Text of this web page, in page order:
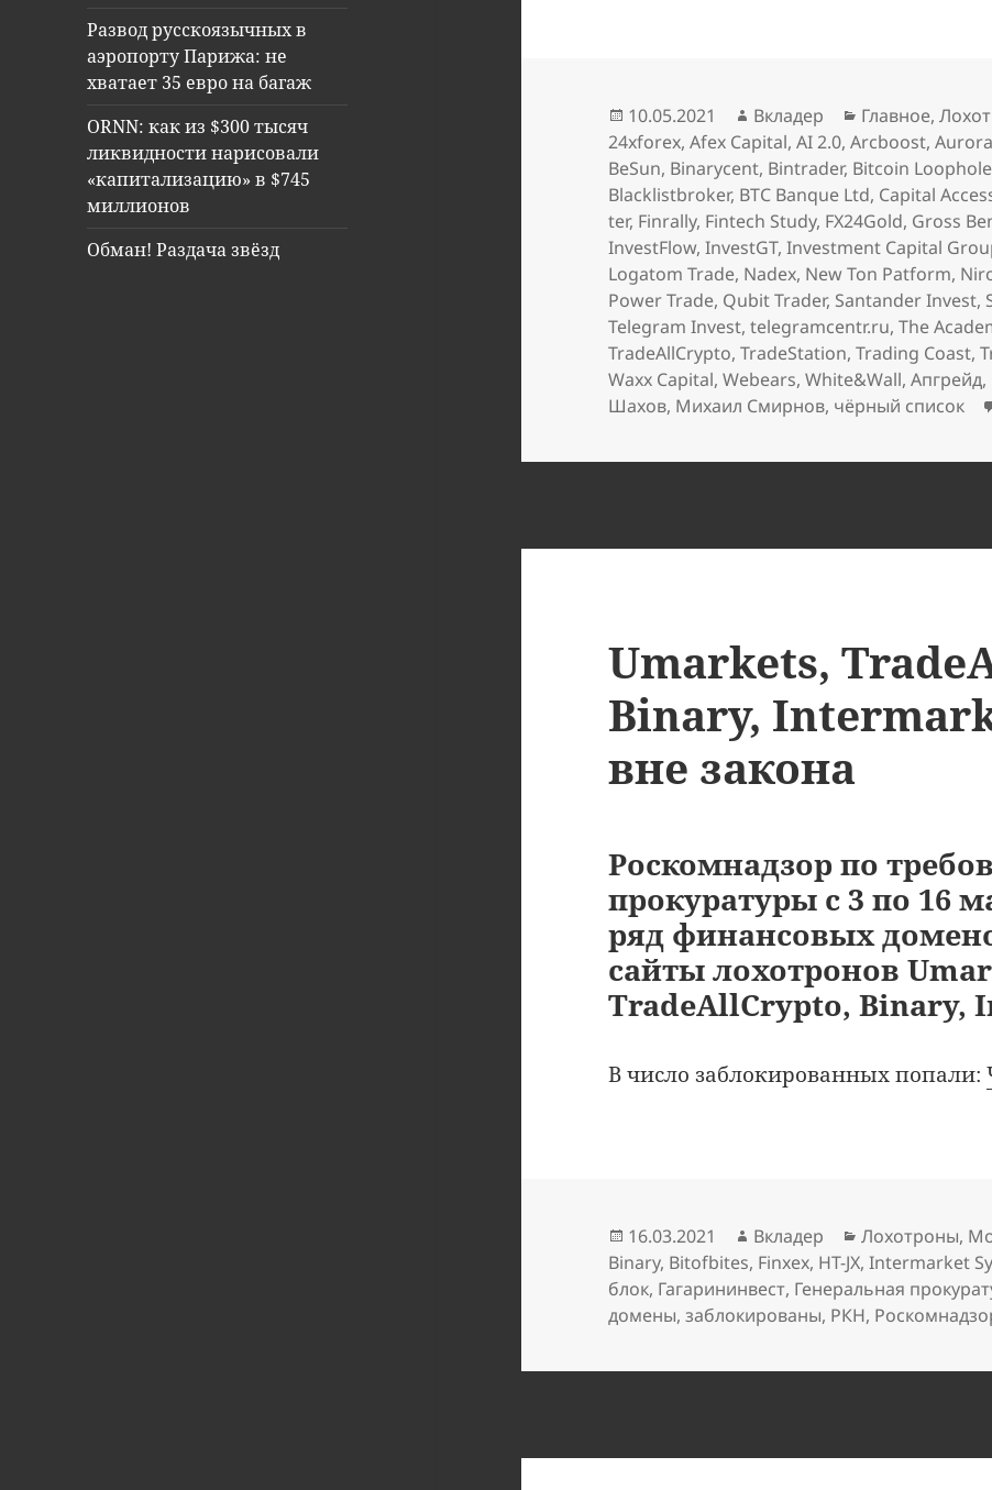
Развод русскоязычных в
аэропорту Парижа: не
хватает 35 евро на багаж
ORNN: как из $300 тысяч
ликвидности нарисовали
«капитализацию» в $745
миллионов
Обман! Раздача звёзд
Опубликовано
10.05.2021 Автор
Вкладер Рубрики
Главное,
24xforex,Afex Capital,AI 2.0,Arcboost,
BeSun, Binarycent, Bintrader, Bitcoin Loophole
Blacklistbroker, BTC Banque Ltd, Capital
ter, Finrally, Fintech Study, FX24Gold, Gross
InvestFlow,InvestGT,Investment Capital
Logatom Trade, Nadex, New Ton Patform,
Power Trade, Qubit Trader, Santander Invest,
Telegram Invest,telegramcentr.ru,The
TradeAllCrypto,TradeStation,Trading Coast,
Waxx Capital,Webears,White&Wall,Апгрейд,
Шахов, Михаил Смирнов, чёрный список
Umarkets,
Binary,
вне закона
Роскомнадзор по
прокуратуры с 3 по 16
ряд финансовых
сайты лохотронов
TradeAllCrypto, Binary,
В число заблокированных попали:
Опубликовано
16.03.2021 Автор
Вкладер Рубрики
Лохотроны,
Binary, Bitofbites, Finxex, HT-JX,Intermarket
блок, Гагарининвест, Генеральная
домены,заблокированы, РКН,